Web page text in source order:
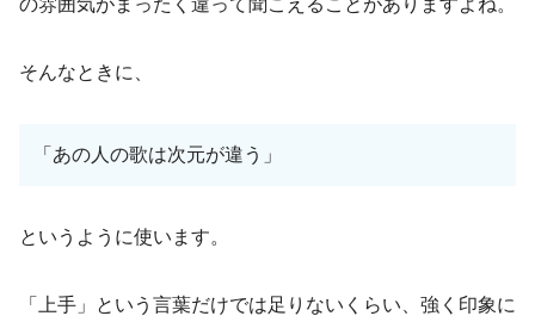
の雰囲気がまったく違って聞こえることがありますよね。
そんなときに、
「あの人の歌は次元が違う」
というように使います。
「上手」という言葉だけでは足りないくらい、強く印象に